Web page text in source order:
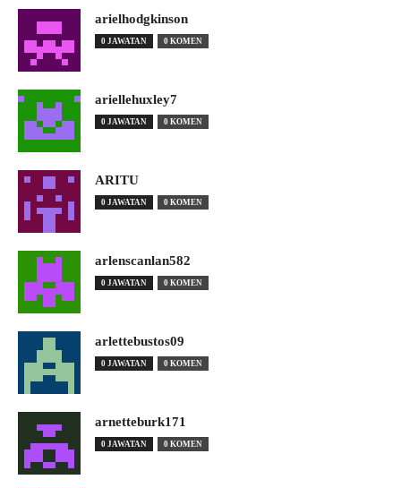
arielhodgkinson
0 JAWATAN 0 KOMEN
ariellehuxley7
0 JAWATAN 0 KOMEN
ARITU
0 JAWATAN 0 KOMEN
arlenscanlan582
0 JAWATAN 0 KOMEN
arlettebustos09
0 JAWATAN 0 KOMEN
arnetteburk171
0 JAWATAN 0 KOMEN